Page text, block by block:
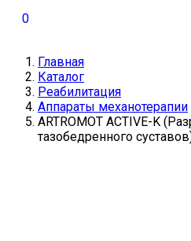
0
Главная
Каталог
Реабилитация
Аппараты механотерапии
ARTROMOT ACTIVE-K
тазобедренного